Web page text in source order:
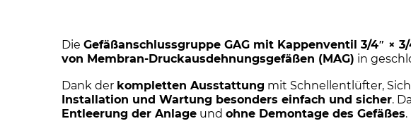
Die Gefäßanschlussgruppe GAG mit Kappenventil 3/4″ × 3/
von Membran-Druckausdehnungsgefäßen (MAG) in
Dank der kompletten Ausstattung mit Schnellentlüfter,
Installation und Wartung besonders einfach und sicher.
Entleerung der Anlage und ohne Demontage des Gefäßes.